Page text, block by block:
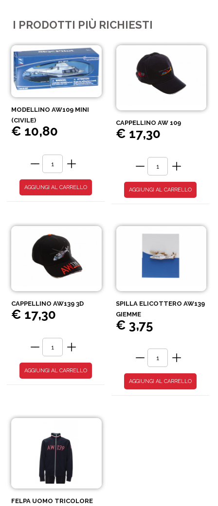
I PRODOTTI PIÙ RICHIESTI
MODELLINO AW109 MINI
(CIVILE)
€ 10,80
CAPPELLINO AW 109
€ 17,30
CAPPELLINO AW139 3D
€ 17,30
SPILLA ELICOTTERO AW139
GIEMME
€ 3,75
FELPA UOMO TRICOLORE